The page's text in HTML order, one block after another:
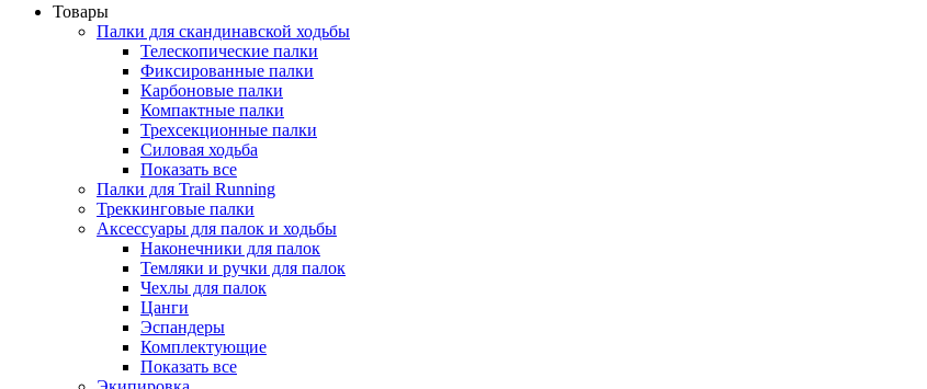
Товары
Палки для скандинавской ходьбы
Телескопические палки
Фиксированные палки
Карбоновые палки
Компактные палки
Трехсекционные палки
Силовая ходьба
Показать все
Палки для Trail Running
Треккинговые палки
Аксессуары для палок и ходьбы
Наконечники для палок
Темляки и ручки для палок
Чехлы для палок
Цанги
Эспандеры
Комплектующие
Показать все